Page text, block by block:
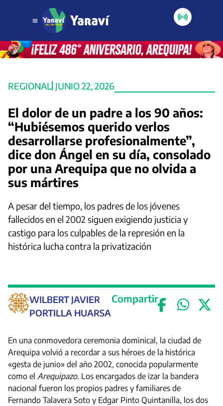
REGIONAL JUNIO 22, 2026
El dolor de un padre a los 90 años:
“Hubiésemos querido verlos
desarrollarse profesionalmente”,
dice don Ángel en su día, consolado
por una Arequipa que no olvida a
sus mártires
A pesar del tiempo, los padres de los jóvenes
fallecidos en el 2002 siguen exigiendo justicia y
castigo para los culpables de la represión en la
histórica lucha contra la privatización
WILBERT JAVIER
PORTILLA HUARSA
Compartir
En una conmovedora ceremonia dominical, la ciudad de
Arequipa volvió a recordar a sus héroes de la histórica
«gesta de junio» del año 2002, conocida popularmente
como el Arequipazo. Los encargados de izar la bandera
nacional fueron los propios padres y familiares de
Fernando Talavera Soto y Edgar Pinto Quintanilla, los dos